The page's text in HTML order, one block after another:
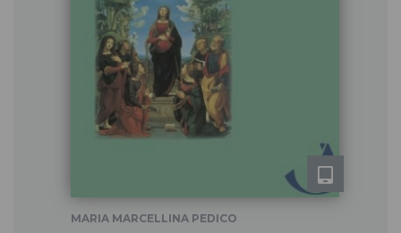
MARIA MARCELLINA PEDICO